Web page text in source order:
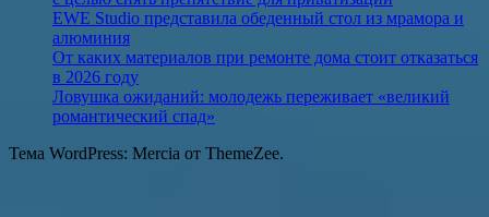
EWE Studio представила обеденный стол из мрамора и
алюминия
От каких материалов при ремонте дома стоит отказаться
в 2026 году
Ловушка ожиданий: молодежь переживает «великий
романтический спад»
Тема WordPress: Mercia от ThemeZee.